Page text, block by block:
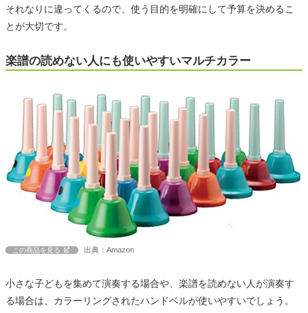
それなりに違ってくるので、使う目的を明確にして予算を決めるこ
とが大切です。
楽譜の読めない人にも使いやすいマルチカラー
この商品を見る 出典：Amazon
小さな子どもを集めて演奏する場合や、楽譜を読めない人が演奏す
る場合は、カラーリングされたハンドベルが使いやすいでしょう。